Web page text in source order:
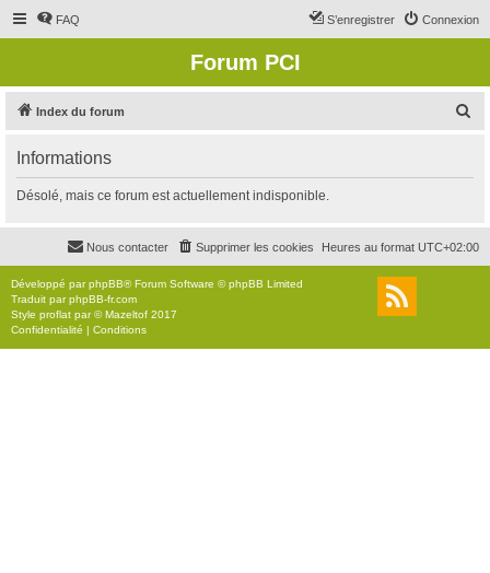
FAQ Connexion
S’enregistrer
Forum PCI
Index du forum
r
c
r
Informations
Désolé, mais ce forum est actuellement indisponible.
Heures au format UTC+02:00
Supprimer les cookies
Nous contacter
Développé parphpBB® Forum Software © phpBB Limited
Traduit parphpBB-fr.com
Style proflat par ©Mazeltof 2017
Confidentialité | Conditions